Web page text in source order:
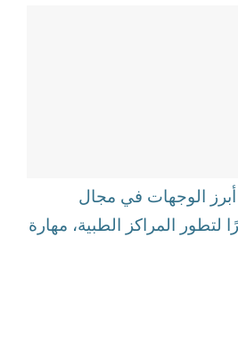
الوجهات في مجال
المراكز الطبية، مهارة
المناسبة مقارنة...